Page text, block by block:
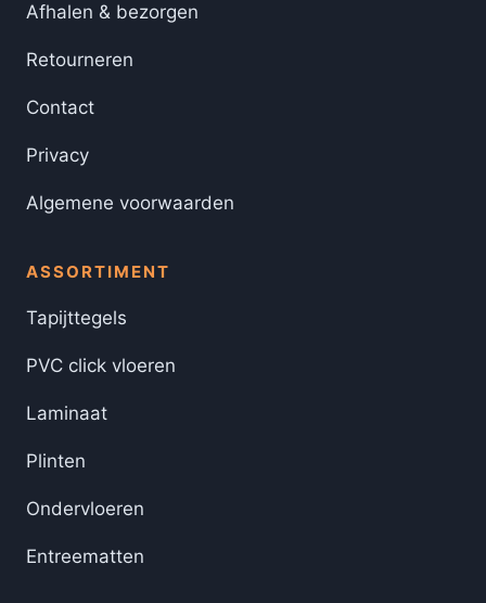
Afhalen & bezorgen
Retourneren
Contact
Privacy
Algemene voorwaarden
ASSORTIMENT
Tapijttegels
PVC click vloeren
Laminaat
Plinten
Ondervloeren
Entreematten